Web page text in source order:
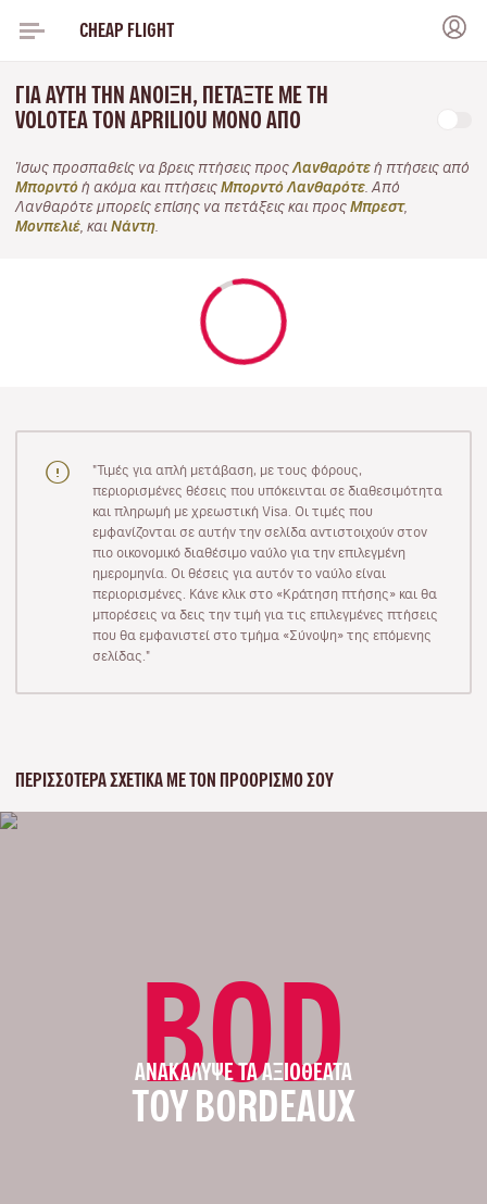
CHEAP FLIGHT
ΓΙΑ ΑΥΤΉ ΤΗΝ ΆΝΟΙΞΗ, ΠΕΤΆΞΤΕ ΜΕ ΤΗ
VOLOTEA ΤΟΝ APRILIOU ΜΌΝΟ ΑΠΌ
Ίσως προσπαθείς να βρεις πτήσεις προς Λανθαρότε ή πτήσεις από
Μπορντό ή ακόμα και πτήσεις Μπορντό Λανθαρότε . Από
Λανθαρότε μπορείς επίσης να πετάξεις και προς Μπρεστ,
Μονπελιέ , και Νάντη
"Τιμές για απλή μετάβαση, με τους φόρους,
περιορισμένες θέσεις που υπόκεινται σε διαθεσιμότητα
και πληρωμή με χρεωστική Visa. Οι τιμές που
εμφανίζονται σε αυτήν την σελίδα αντιστοιχούν στον
πιο οικονομικό διαθέσιμο ναύλο για την επιλεγμένη
ημερομηνία. Οι θέσεις για αυτόν το ναύλο είναι
περιορισμένες. Κάνε κλικ στο «Κράτηση πτήσης» και θα
μπορέσεις να δεις την τιμή για τις επιλεγμένες πτήσεις
που θα εμφανιστεί στο τμήμα «Σύνοψη» της επόμενης
σελίδας."
ΠΕΡΙΣΣΌΤΕΡΑ ΣΧΕΤΙΚΆ ΜΕ ΤΟΝ ΠΡΟΟΡΙΣΜΌ ΣΟΥ
BOD
ΑΝΑΚΆΛΥΨΕ ΤΑ ΑΞΙΟΘΈΑΤΑ
ΤΟΥ BORDEAUX